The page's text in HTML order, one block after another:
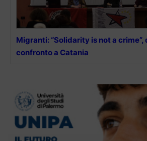
Migranti: “Solidarity is not a crime”,
confronto a Catania